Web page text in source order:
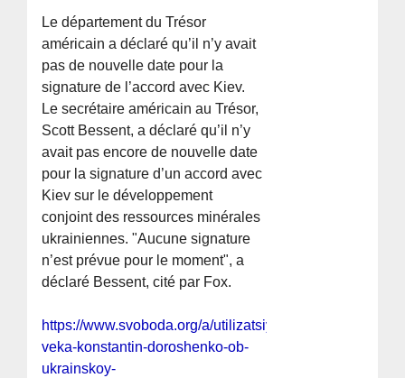
Le département du Trésor
américain a déclaré qu’il n’y avait
pas de nouvelle date pour la
signature de l’accord avec Kiev.
Le secrétaire américain au Trésor,
Scott Bessent, a déclaré qu’il n’y
avait pas encore de nouvelle date
pour la signature d’un accord avec
Kiev sur le développement
conjoint des ressources minérales
ukrainiennes. "Aucune signature
n’est prévue pour le moment", a
déclaré Bessent, cité par Fox.
https://www.svoboda.org/a/utilizatsiya-
veka-konstantin-doroshenko-ob-
ukrainskoy-